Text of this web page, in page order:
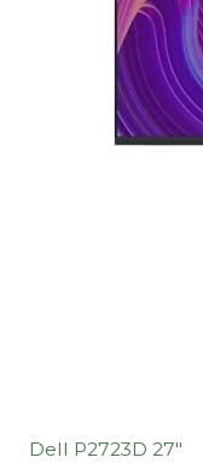
Dell P2723D 27"